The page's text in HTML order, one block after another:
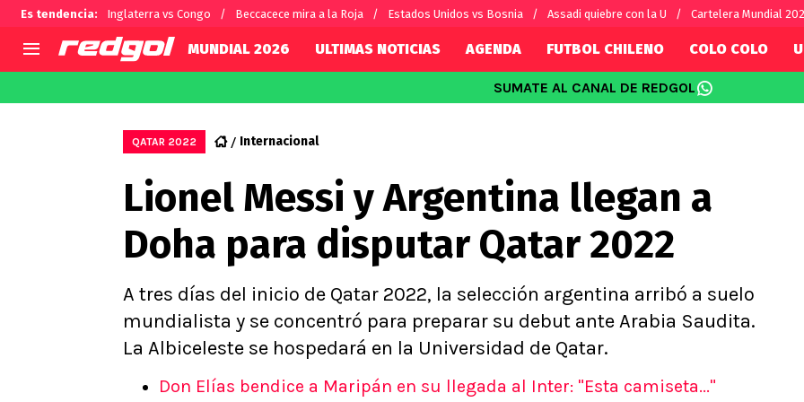
Es tendencia: Inglaterra vs Congo Beccacece mira a la Roja Estados Unidos vs Bosnia Assadi quiebre con la U Cartelera Mundial
Selección Chilena
U de Chile
U Católica
Campeonato Nacional
Primera B
Segunda División
Copa Chile
Supercopa Chile
Campeonato Femenino
Alexis Sánchez
Carlos Palacios
Chilenos por el mundo
Fútbol Argentino
Fútbol Brasileño
La Liga
Bundesliga
MUNDIAL 2026 ULTIMAS NOTICIAS AGENDA FUTBOL CHILENO COLO COLO
SUMATE AL CANAL DE REDGOL
QATAR 2022 Internacional
Lionel Messi y Argentina llegan a
Doha para disputar Qatar 2022
A tres días del inicio de Qatar 2022, la selección argentina arribó a suelo
mundialista y se concentró para preparar su debut ante Arabia Saudita.
La Albiceleste se hospedará en la Universidad de Qatar.
Don Elías bendice a Maripán en su llegada al Inter: "Esta camiseta..."